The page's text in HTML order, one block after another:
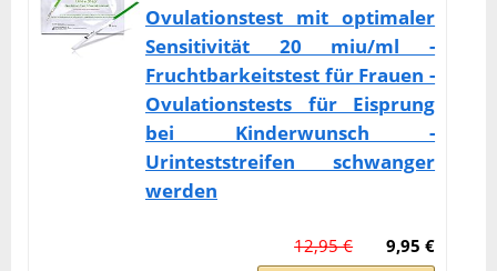
Ovulationstest mit optimaler
Sensitivität 20 miu/ml -
Fruchtbarkeitstest für Frauen -
Ovulationstests für Eisprung
bei Kinderwunsch -
Urinteststreifen schwanger
werden
9,95 €
12,95 €